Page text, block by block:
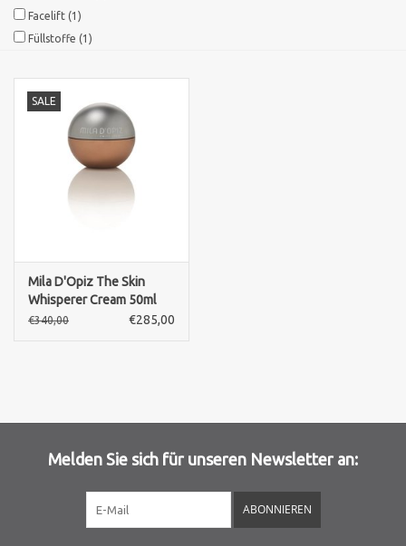
Pascaud
Fusion Meso
PCA SKINCARE
Ekseption Skincare
Marken
Facelift (1)
Füllstoffe (1)
SALE
Mila D'Opiz The Skin
Whisperer Cream 50ml
€340,00 €285,00
Melden Sie sich für unseren Newsletter an:
ABONNIEREN